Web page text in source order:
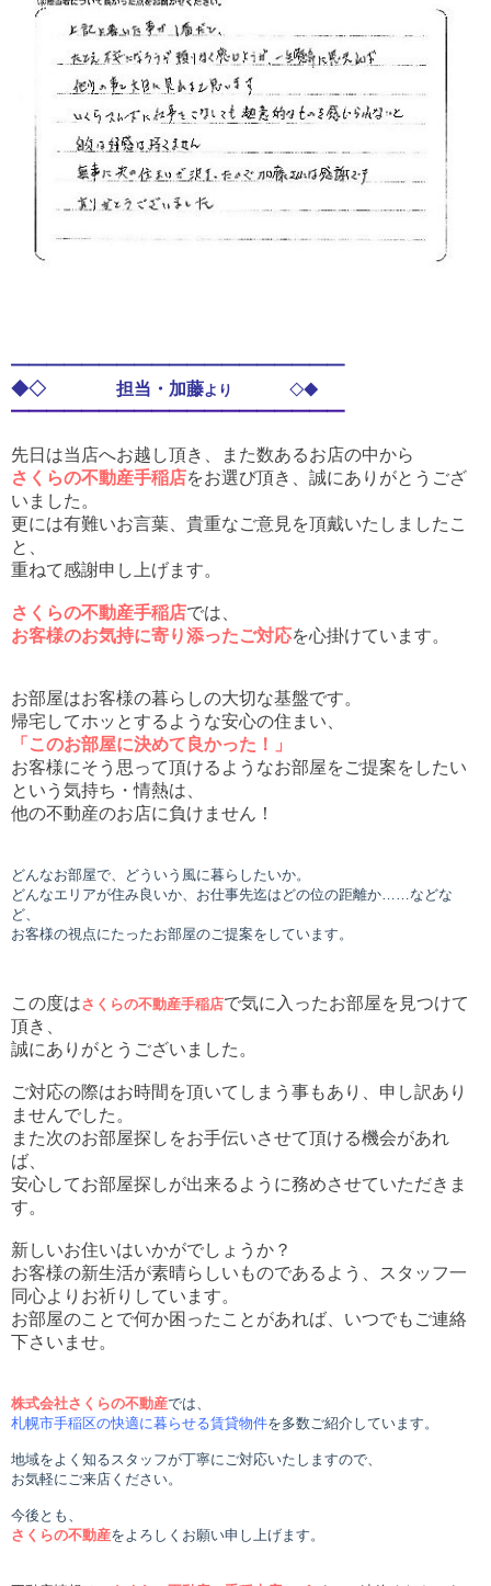
━━━━━━━━━━━━━━━━━━━
◆◇ 担当・加藤より ◇◆
━━━━━━━━━━━━━━━━━━━
先日は当店へお越し頂き、また数あるお店の中から
さくらの不動産手稲店をお選び頂き、誠にありがとうござ
いました。
更には有難いお言葉、貴重なご意見を頂戴いたしましたこ
と、
重ねて感謝申し上げます。
さくらの不動産手稲店では、
お客様のお気持に寄り添ったご対応を心掛けています。
お部屋はお客様の暮らしの大切な基盤です。
帰宅してホッとするような安心の住まい、
「このお部屋に決めて良かった！」
お客様にそう思って頂けるようなお部屋をご提案をしたい
という気持ち・情熱は、
他の不動産のお店に負けません！
どんなお部屋で、どういう風に暮らしたいか。
どんなエリアが住み良いか、お仕事先迄はどの位の距離か……などな
ど、
お客様の視点にたったお部屋のご提案をしています。
この度はさくらの不動産手稲店で気に入ったお部屋を見つけて
頂き、
誠にありがとうございました。
ご対応の際はお時間を頂いてしまう事もあり、申し訳あり
ませんでした。
また次のお部屋探しをお手伝いさせて頂ける機会があれ
ば、
安心してお部屋探しが出来るように務めさせていただきま
す。
新しいお住いはいかがでしょうか？
お客様の新生活が素晴らしいものであるよう、スタッフ一
同心よりお祈りしています。
お部屋のことで何か困ったことがあれば、いつでもご連絡
下さいませ。
株式会社さくらの不動産では、
札幌市手稲区の快適に暮らせる賃貸物件を多数ご紹介しています。
地域をよく知るスタッフが丁寧にご対応いたしますので、
お気軽にご来店ください。
今後とも、
さくらの不動産をよろしくお願い申し上げます。